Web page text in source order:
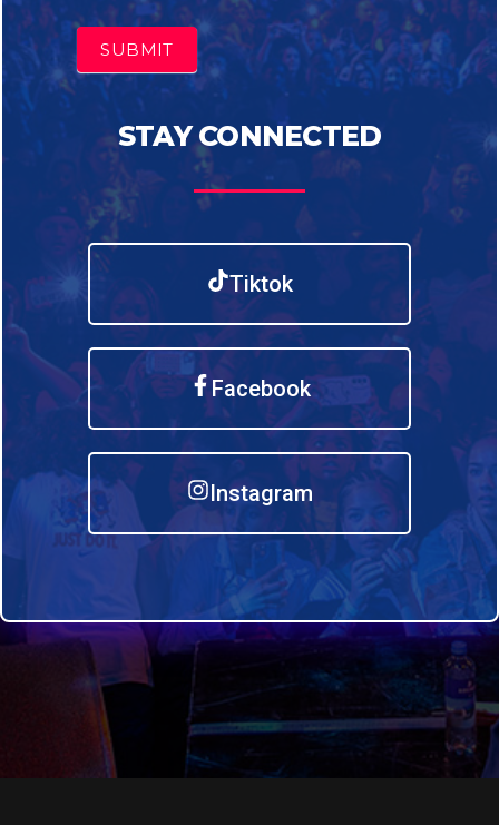
SUBMIT
STAY CONNECTED
Tiktok
Facebook
Instagram